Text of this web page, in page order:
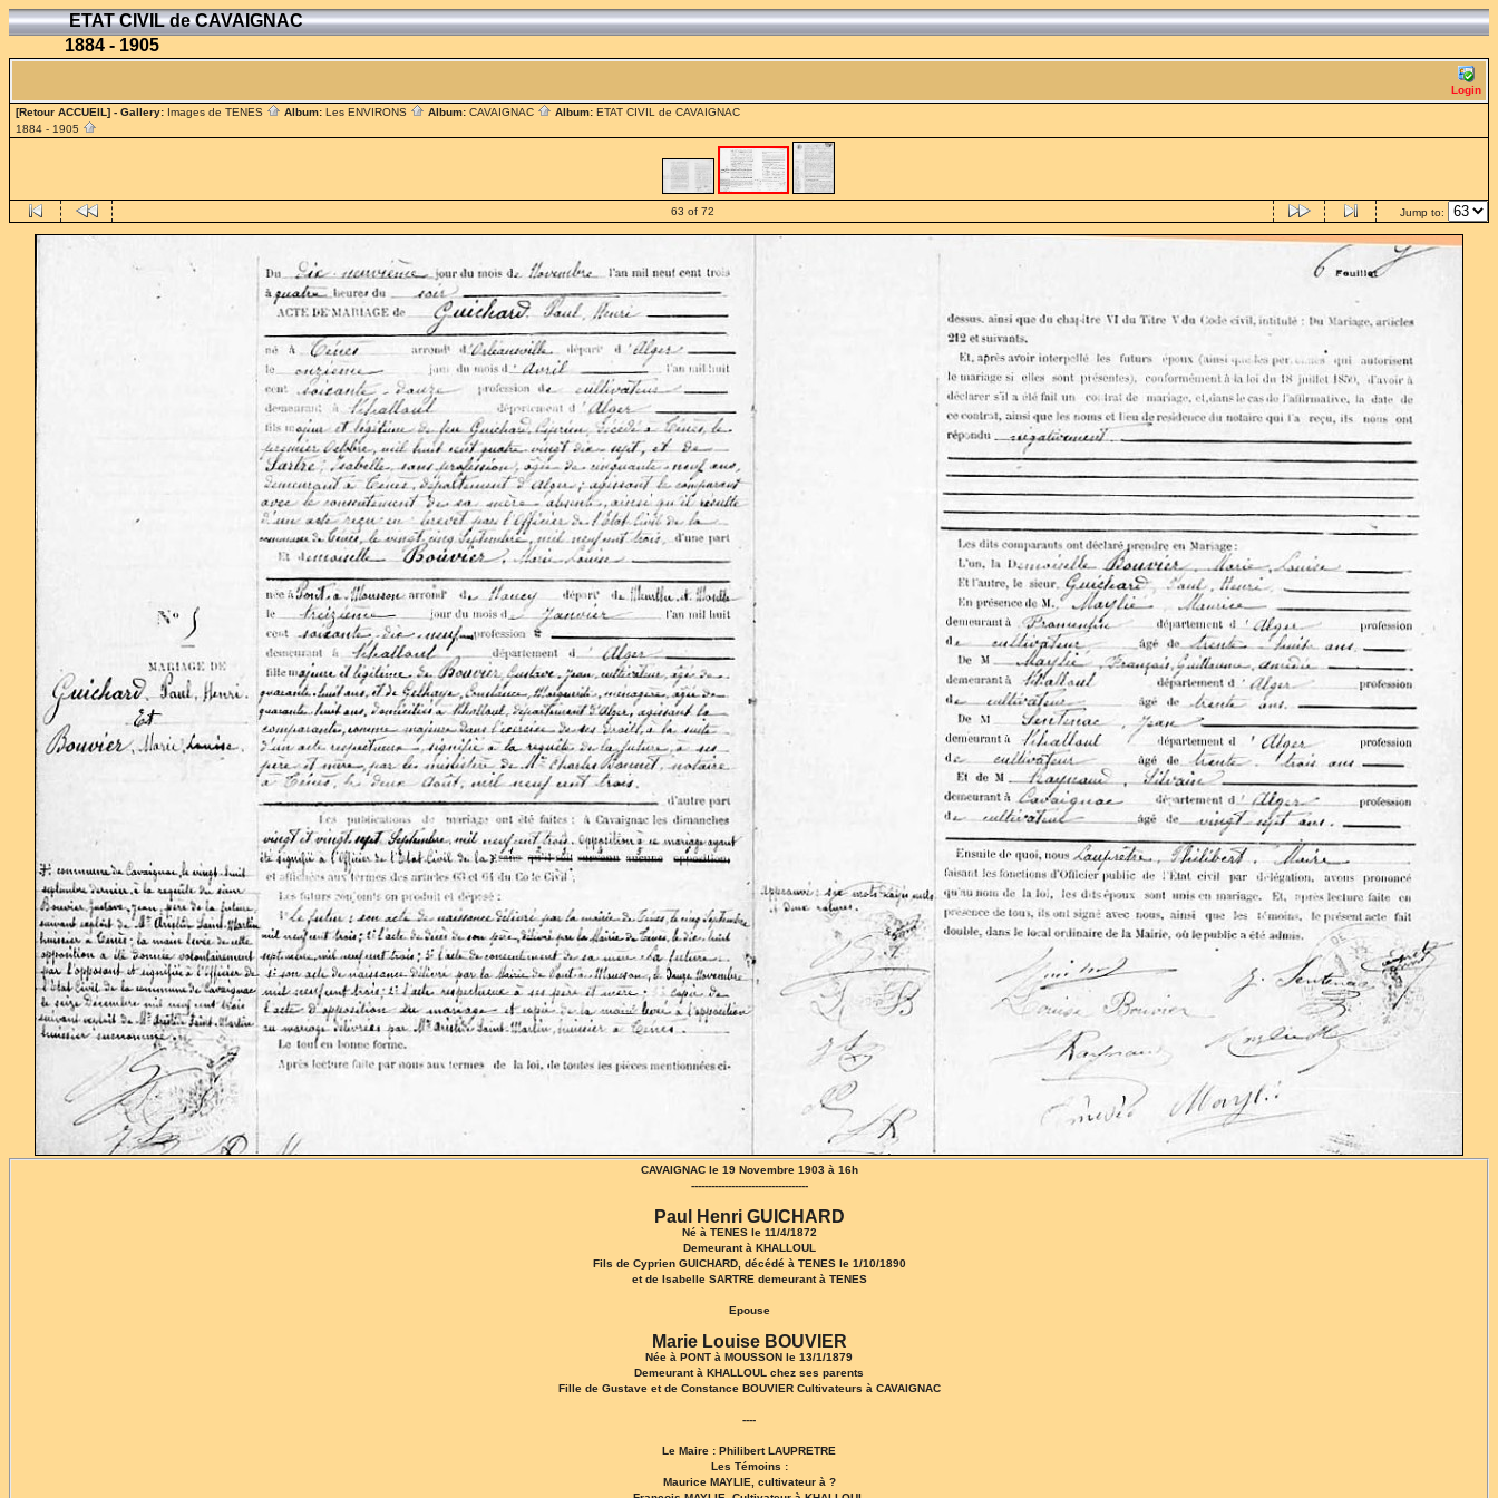
ETAT CIVIL de CAVAIGNAC
1884 - 1905
Login
[Retour ACCUEIL] - Gallery: Images de TENES Album: Les ENVIRONS Album: CAVAIGNAC Album: ETAT CIVIL de CAVAIGNAC
1884 - 1905
63 of 72 Jump to:
CAVAIGNAC le 19 Novembre 1903 à 16h
-----------------------------------
Paul Henri GUICHARD
Né à TENES le 11/4/1872
Demeurant à KHALLOUL
Fils de Cyprien GUICHARD, décédé à TENES le 1/10/1890
et de Isabelle SARTRE demeurant à TENES
Epouse
Marie Louise BOUVIER
Née à PONT à MOUSSON le 13/1/1879
Demeurant à KHALLOUL chez ses parents
Fille de Gustave et de Constance BOUVIER Cultivateurs à CAVAIGNAC
----
Le Maire : Philibert LAUPRETRE
Les Témoins :
Maurice MAYLIE, cultivateur à ?